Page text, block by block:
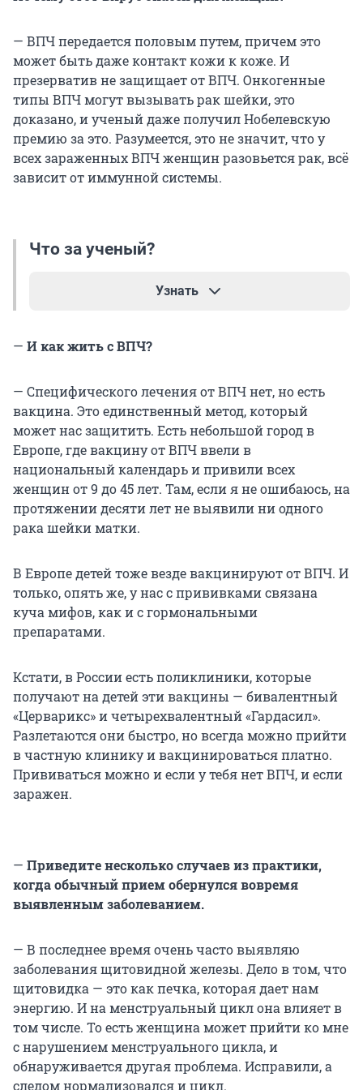
— ВПЧ передается половым путем, причем это
может быть даже контакт кожи к коже. И
презерватив не защищает от ВПЧ. Онкогенные
типы ВПЧ могут вызывать рак шейки, это
доказано, и ученый даже получил Нобелевскую
премию за это. Разумеется, это не значит, что у
всех зараженных ВПЧ женщин разовьется рак, всё
зависит от иммунной системы.
Что за ученый?
Узнать
Хаузене, который в 2008 году открыл и доказал
— И как жить с ВПЧ?
— Специфического лечения от ВПЧ нет, но есть
вакцина. Это единственный метод, который
может нас защитить. Есть небольшой город в
Европе, где вакцину от ВПЧ ввели в
национальный календарь и привили всех
женщин от 9 до 45 лет. Там, если я не ошибаюсь, на
протяжении десяти лет не выявили ни одного
рака шейки матки.
В Европе детей тоже везде вакцинируют от ВПЧ. И
только, опять же, у нас с прививками связана
куча мифов, как и с гормональными
препаратами.
Кстати, в России есть поликлиники, которые
получают на детей эти вакцины — бивалентный
«Церварикс» и четырехвалентный «Гардасил».
Разлетаются они быстро, но всегда можно прийти
в частную клинику и вакцинироваться платно.
Прививаться можно и если у тебя нет ВПЧ, и если
заражен.
— Приведите несколько случаев из практики,
когда обычный прием обернулся вовремя
выявленным заболеванием.
— В последнее время очень часто выявляю
заболевания щитовидной железы. Дело в том, что
щитовидка — это как печка, которая дает нам
энергию. И на менструальный цикл она влияет в
том числе. То есть женщина может прийти ко мне
с нарушением менструального цикла, и
обнаруживается другая проблема. Исправили, а
следом нормализовался и цикл.